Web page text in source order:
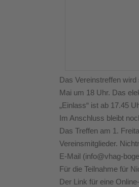
Das Vereinstreffen
Mai um 18 Uhr. Das
„Einlass“ ist ab 17.45
Im Anschluss bleibt
Das Treffen am 1.
Vereinsmitglieder.
E-Mail (info@vhag-
Für die Teilnahme für
Der Link für eine Online-